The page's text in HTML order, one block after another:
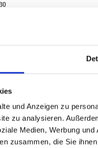
und Anzeigen zu
zu analysieren.
Medien, Werbung
zusammen, die Sie